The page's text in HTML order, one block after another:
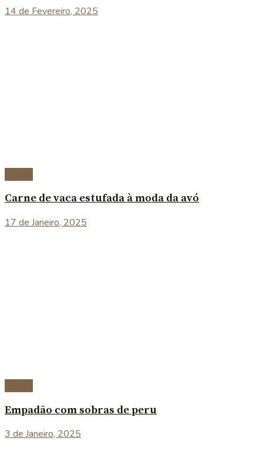
14 de Fevereiro, 2025
Carne de vaca estufada à moda da avó
17 de Janeiro, 2025
Empadão com sobras de peru
3 de Janeiro, 2025